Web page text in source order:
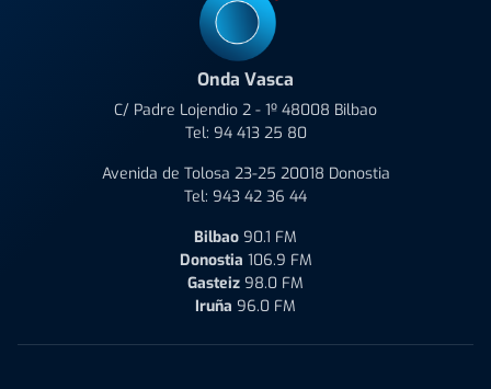
Onda Vasca
C/ Padre Lojendio 2 - 1º 48008 Bilbao
Tel: 94 413 25 80
Avenida de Tolosa 23-25 20018 Donostia
Tel: 943 42 36 44
Bilbao 90.1 FM
Donostia 106.9 FM
Gasteiz 98.0 FM
Iruña 96.0 FM